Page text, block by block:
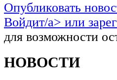
Опубликовать
Войдит/a> или
для возможности
НОВОСТИ